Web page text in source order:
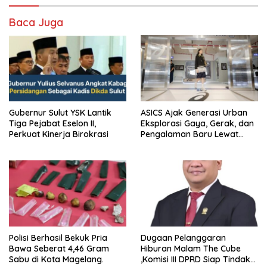
Baca Juga
Gubernur Sulut YSK Lantik
Tiga Pejabat Eselon II,
Perkuat Kinerja Birokrasi
ASICS Ajak Generasi Urban
Eksplorasi Gaya, Gerak, dan
Pengalaman Baru Lewat
Polisi Berhasil Bekuk Pria
Bawa Seberat 4,46 Gram
Sabu di Kota Magelang.
Dugaan Pelanggaran
Hiburan Malam The Cube
,Komisi III DPRD Siap Tindak